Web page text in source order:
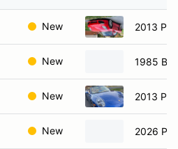
New 2013
New 1985
New 2013
New 2026